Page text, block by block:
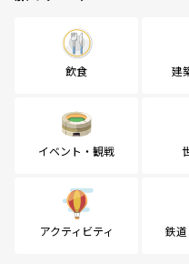
飲食 建
イベント・観戦
アクティビティ 鉄